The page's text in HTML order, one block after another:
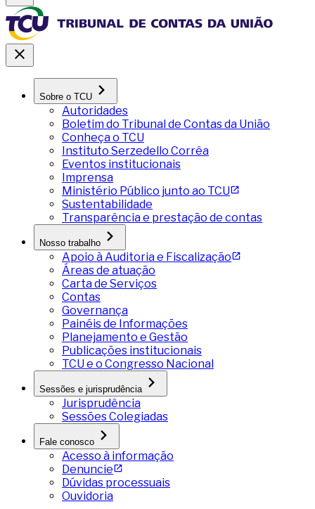
Sobre o TCU
Autoridades
Boletim do Tribunal de Contas da União
Conheça o TCU
Instituto Serzedello Corrêa
Eventos institucionais
Imprensa
Ministério Público junto ao TCU
Sustentabilidade
Transparência e prestação de contas
Nosso trabalho
Apoio à Auditoria e Fiscalização
Áreas de atuação
Carta de Serviços
Contas
Governança
Painéis de Informações
Planejamento e Gestão
Publicações institucionais
TCU e o Congresso Nacional
Sessões e jurisprudência
Jurisprudência
Sessões Colegiadas
Fale conosco
Acesso à informação
Denuncie
Dúvidas processuais
Ouvidoria